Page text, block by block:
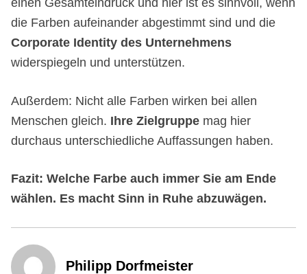
einen Gesamteindruck und hier ist es sinnvoll, wenn
die Farben aufeinander abgestimmt sind und die
Corporate Identity des Unternehmens
widerspiegeln und unterstützen.
Außerdem: Nicht alle Farben wirken bei allen
Menschen gleich. Ihre Zielgruppe mag hier
durchaus unterschiedliche Auffassungen haben.
Fazit: Welche Farbe auch immer Sie am Ende
wählen. Es macht Sinn in Ruhe abzuwägen.
Philipp Dorfmeister